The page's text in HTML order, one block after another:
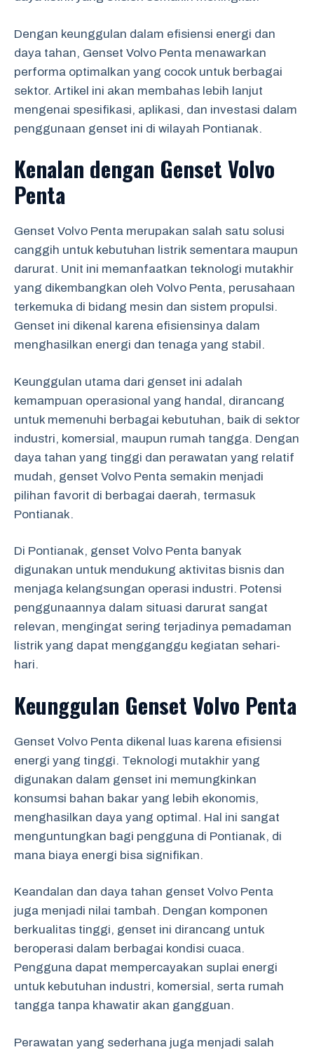
Dengan keunggulan dalam efisiensi energi dan
daya tahan, Genset Volvo Penta menawarkan
performa optimalkan yang cocok untuk berbagai
sektor. Artikel ini akan membahas lebih lanjut
mengenai spesifikasi, aplikasi, dan investasi dalam
penggunaan genset ini di wilayah Pontianak.
Kenalan dengan Genset Volvo
Penta
Genset Volvo Penta merupakan salah satu solusi
canggih untuk kebutuhan listrik sementara maupun
darurat. Unit ini memanfaatkan teknologi mutakhir
yang dikembangkan oleh Volvo Penta, perusahaan
terkemuka di bidang mesin dan sistem propulsi.
Genset ini dikenal karena efisiensinya dalam
menghasilkan energi dan tenaga yang stabil.
Keunggulan utama dari genset ini adalah
kemampuan operasional yang handal, dirancang
untuk memenuhi berbagai kebutuhan, baik di sektor
industri, komersial, maupun rumah tangga. Dengan
daya tahan yang tinggi dan perawatan yang relatif
mudah, genset Volvo Penta semakin menjadi
pilihan favorit di berbagai daerah, termasuk
Pontianak.
Di Pontianak, genset Volvo Penta banyak
digunakan untuk mendukung aktivitas bisnis dan
menjaga kelangsungan operasi industri. Potensi
penggunaannya dalam situasi darurat sangat
relevan, mengingat sering terjadinya pemadaman
listrik yang dapat mengganggu kegiatan sehari-
hari.
Keunggulan Genset Volvo Penta
Genset Volvo Penta dikenal luas karena efisiensi
energi yang tinggi. Teknologi mutakhir yang
digunakan dalam genset ini memungkinkan
konsumsi bahan bakar yang lebih ekonomis,
menghasilkan daya yang optimal. Hal ini sangat
menguntungkan bagi pengguna di Pontianak, di
mana biaya energi bisa signifikan.
Keandalan dan daya tahan genset Volvo Penta
juga menjadi nilai tambah. Dengan komponen
berkualitas tinggi, genset ini dirancang untuk
beroperasi dalam berbagai kondisi cuaca.
Pengguna dapat mempercayakan suplai energi
untuk kebutuhan industri, komersial, serta rumah
tangga tanpa khawatir akan gangguan.
Perawatan yang sederhana juga menjadi salah